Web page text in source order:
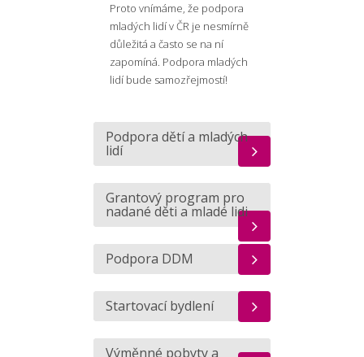
Proto vnímáme, že podpora
mladých lidí v ČR je nesmírně
důležitá a často se na ní
zapomíná. Podpora mladých
lidí bude samozřejmostí!
Podpora dětí a mladých
lidí
Grantový program pro
nadané děti a mladé lidi
Podpora DDM
Startovací bydlení
Výměnné pobyty a